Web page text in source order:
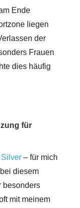
Ende
liegen
der
Frauen
dies häufig
für
– für mich
diesem
besonders
mit meinem